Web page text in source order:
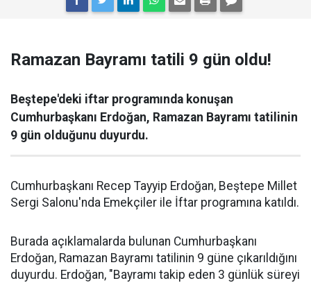
Ramazan Bayramı tatili 9 gün oldu!
Beştepe'deki iftar programında konuşan
Cumhurbaşkanı Erdoğan, Ramazan Bayramı tatilinin
9 gün olduğunu duyurdu.
Cumhurbaşkanı Recep Tayyip Erdoğan, Beştepe Millet
Sergi Salonu'nda Emekçiler ile İftar programına katıldı.
Burada açıklamalarda bulunan Cumhurbaşkanı
Erdoğan, Ramazan Bayramı tatilinin 9 güne çıkarıldığını
duyurdu. Erdoğan, "Bayramı takip eden 3 günlük süreyi